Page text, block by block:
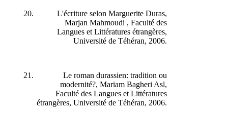
L'écriture selon Marguerite Duras,
Marjan Mahmoudi , Faculté des
Langues et Littératures étrangères,
Université de Téhéran, 2006.
Le roman durassien: tradition ou
modernité?, Mariam Bagheri Asl,
Faculté des Langues et Littératures
étrangères, Université de Téhéran, 2006.